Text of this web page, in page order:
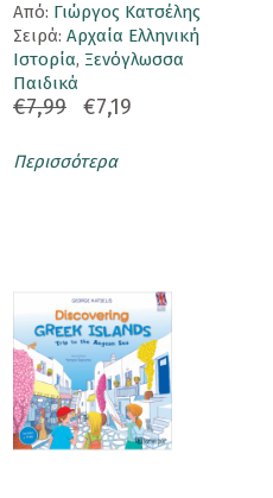
Aπό: Γιώργος Κατσέλης
Σειρά: Αρχαία Ελληνική
Ιστορία, Ξενόγλωσσα
Παιδικά
€7,99 €7,19
Περισσότερα